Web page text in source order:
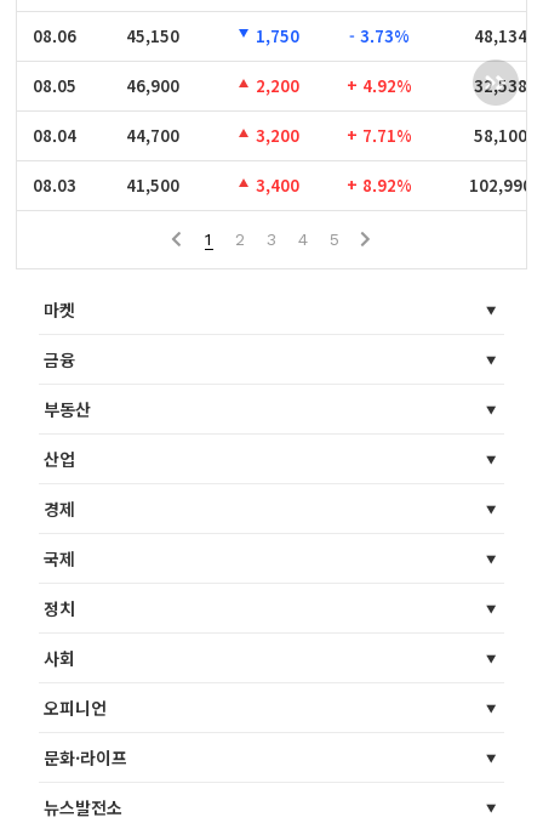
08.06
08.05
08.04
08.03
08.06 45,150 1,750 - 3.73% 48,134
08.05 46,900 2,200 + 4.92% 32,538
08.04 44,700 3,200 + 7.71% 58,100
08.03 41,500 3,400 + 8.92% 102,990
1 2 3 4 5
마켓
금융
부동산
산업
경제
국제
정치
사회
오피니언
문화·라이프
뉴스발전소